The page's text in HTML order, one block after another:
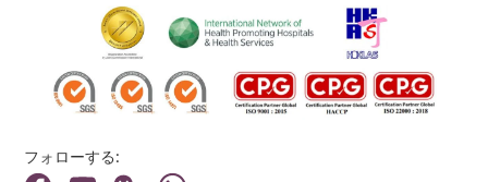
フォローする: